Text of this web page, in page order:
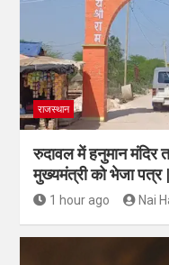
राजस्थान
रुदावल में हनुमान
मुख्यमंत्री को भेजा पत्र
1 hour ago Nai